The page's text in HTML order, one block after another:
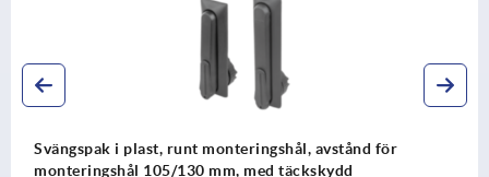
i plast, runt monteringshål, avstånd för
105/130 mm, med täckskydd